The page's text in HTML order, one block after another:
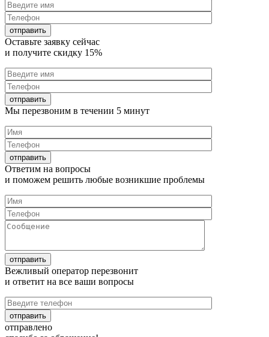
Оставьте заявку сейчас
и получите скидку 15%
Мы перезвоним в течении 5 минут
Ответим на вопросы
и поможем решить любые возникшие проблемы
Вежливый оператор перезвонит
и ответит на все ваши вопросы
отправлено